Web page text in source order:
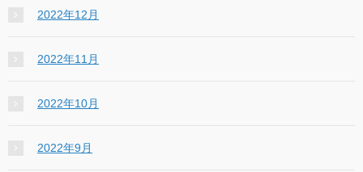
2022年12月
2022年11月
2022年10月
2022年9月